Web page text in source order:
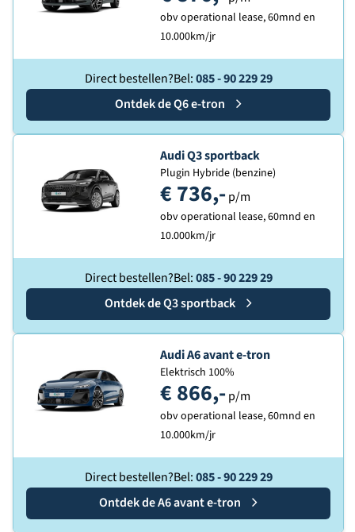
obv operational lease, 60mnd en
10.000km/jr
Direct bestellen?Bel:085 - 90 229 29
Ontdek deAudi
Q6 e-tron
Ontdek de
Audi Q3 sportback
Plugin Hybride (benzine)
€ 736,- p/m
obv operational lease, 60mnd en
10.000km/jr
Direct bestellen?Bel:085 - 90 229 29
Ontdek deAudi
Q3 sportback
Ontdek de
Audi A6 avant e-tron
Elektrisch 100%
€ 866,- p/m
obv operational lease, 60mnd en
10.000km/jr
Direct bestellen?Bel:085 - 90 229 29
Ontdek deAudi
A6 avant e-tron